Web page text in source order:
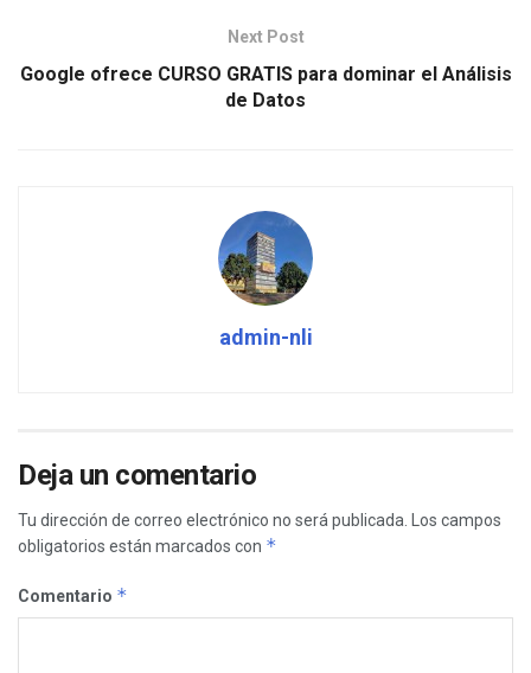
Next Post
Google ofrece CURSO GRATIS para dominar el Análisis
de Datos
admin-nli
Deja un comentario
Tu dirección de correo electrónico no será publicada.
Los campos
obligatorios están marcados con *
Comentario *